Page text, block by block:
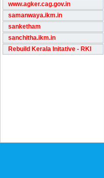
www.agker.cag.gov.in
samanwaya.ikm.in
sanketham
sanchitha.ikm.in
Rebuild Kerala Initative - RKI